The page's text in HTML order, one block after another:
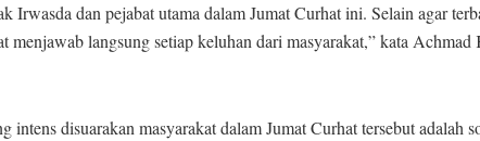
Irwasda dan pejabat utama dalam Jumat Curhat ini. Selain agar
menjawab langsung setiap keluhan dari masyarakat,” kata
intens disuarakan masyarakat dalam Jumat Curhat tersebut adalah